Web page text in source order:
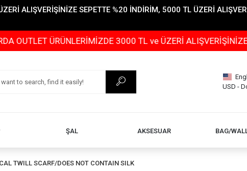
ALIŞVERİŞİNİZE SEPETTE %20 İNDİRİM, 5000 TL ÜZERİ
ÜRÜNLERİMİZDE 3000 TL ve ÜZERİ ALIŞVERİŞİNİZE
USD -
ŞAL AKSESUAR BAG/
TWILL SCARF/DOES NOT CONTAIN SILK